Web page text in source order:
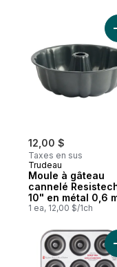
12,00 $
Taxes en sus
Trudeau
Moule à gâteau
cannelé
10" en métal 0,6
1 ea, 12,00 $/1ch